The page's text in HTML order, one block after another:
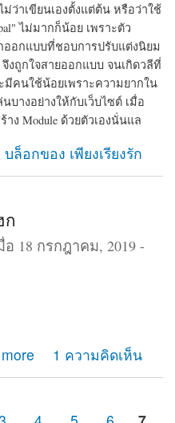
ว่าเขียนเองตั้งแต่ต้น หรือว่าใช้
ไม่มากก็น้อย เพราะตัว
ออกแบบที่ชอบการปรับแต่งนิยม
งถูกใจสายออกแบบ จนเกิดวลีที่
มีคนใช้น้อยเพราะความยากใน
บางอย่างให้กับเว็บไซต์ เมื่อ
าง Module ด้วยตัวเองนั่นแล
มรู้เกี่ยวกับ CMS drupal ใน
ประเทศไทย
บล็อกของ เพียงเรียงรัก
ก
อ 18 กรกฎาคม, 2019 -
ก 1 ความคิดเห็น